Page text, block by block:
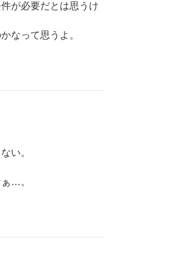
が必要だとは思うけ
なって思うよ。
い。
…。